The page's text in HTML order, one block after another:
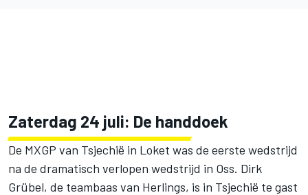
Zaterdag 24 juli: De handdoek
De MXGP van Tsjechië in Loket was de eerste wedstrijd
na de dramatisch verlopen wedstrijd in Oss. Dirk
Grübel, de teambaas van Herlings, is in Tsjechië te gast